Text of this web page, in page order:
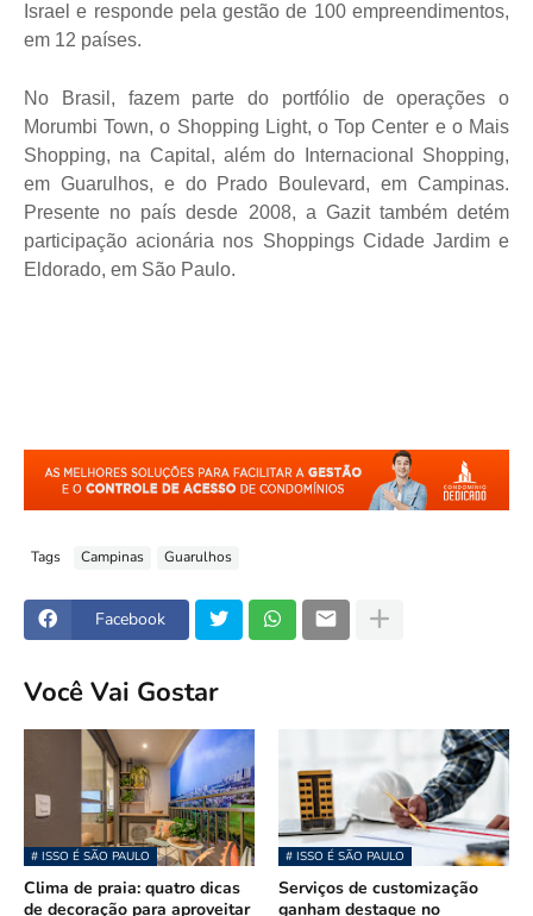
Israel e responde pela gestão de 100 empreendimentos,
em 12 países.
No Brasil, fazem parte do portfólio de operações o
Morumbi Town, o Shopping Light, o Top Center e o Mais
Shopping, na Capital, além do Internacional Shopping,
em Guarulhos, e do Prado Boulevard, em Campinas.
Presente no país desde 2008, a Gazit também detém
participação acionária nos Shoppings Cidade Jardim e
Eldorado, em São Paulo.
Tags Campinas Guarulhos
Facebook
Você Vai Gostar
# ISSO É SÃO PAULO
Clima de praia: quatro dicas
de decoração para aproveitar
# ISSO É SÃO PAULO
Serviços de customização
ganham destaque no